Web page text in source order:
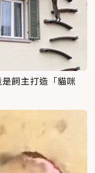
飼主打造「貓咪